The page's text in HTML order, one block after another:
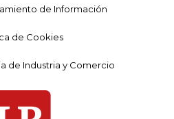
de Información
de Cookies
de Industria y Comercio